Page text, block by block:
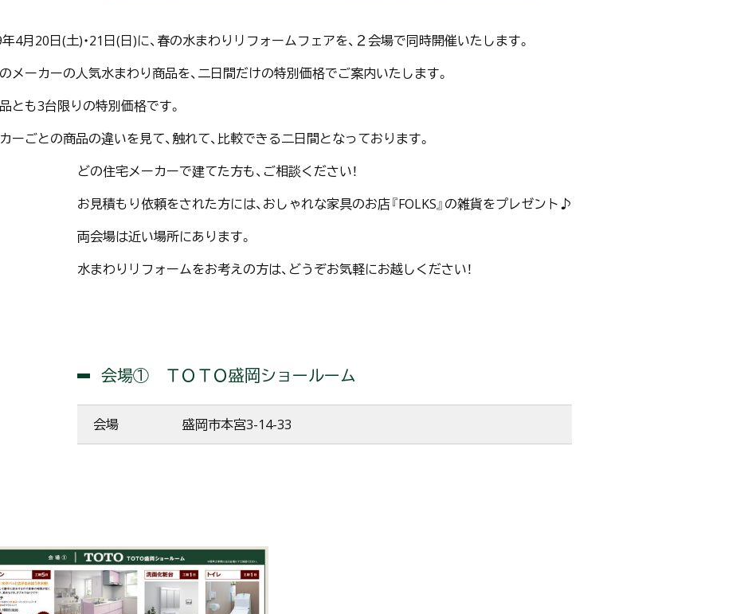
4月20日(土)・21日(日)に、春の水まわりリフォームフェアを、２会場で同時開催いたします。
メーカーの人気水まわり商品を、二日間だけの特別価格でご案内いたします。
とも3台限りの特別価格です。
ーごとの商品の違いを見て、触れて、比較できる二日間となっております。
どの住宅メーカーで建てた方も、ご相談ください！
お見積もり依頼をされた方には、おしゃれな家具のお店『FOLKS』の雑貨をプレゼント♪
両会場は近い場所にあります。
水まわりリフォームをお考えの方は、どうぞお気軽にお越しください！
会場① ＴＯＴＯ盛岡ショールーム
会場 盛岡市本宮3-14-33